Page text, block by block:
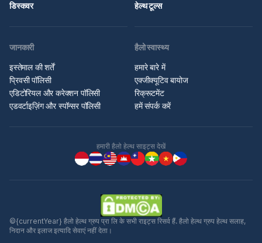
डिस्कवर हेल्थ टूल्स
जानकारी
इस्तेमाल की शर्तें
प्रिवसी पॉलिसी
एडिटोरियल और करेक्शन पॉलिसी
एडवर्टाइज़िंग और स्पॉन्सर पॉलिसी
हैलो स्वास्थ्य
हमारे बारे में
एक्जीक्यूटिव बायोज
रिक्रूटमेंट
हमें संपर्क करें
हमारी हैलो हेल्थ साइट्स देखें
©{currentYear} हैलो हेल्थ ग्रुप प्रा लि के सभी राइट्स रिसर्व हैं. हैलो हेल्थ ग्रुप हेल्थ सलाह,
निदान और इलाज इत्यादि सेवाएं नहीं देता।